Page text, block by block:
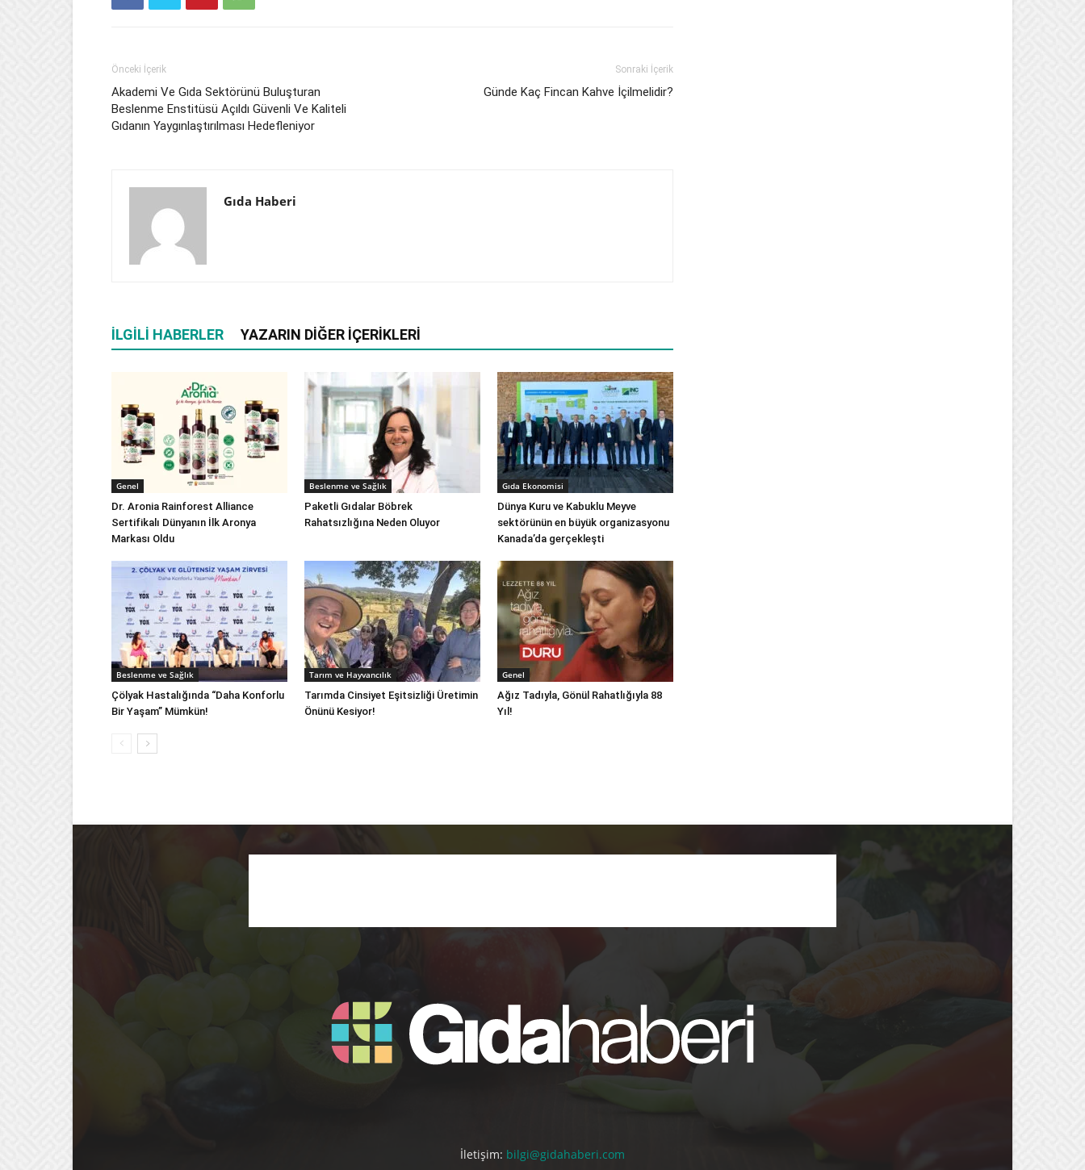
Önceki İçerik
Akademi Ve Gıda Sektörünü Buluşturan
Beslenme Enstitüsü Açıldı Güvenli Ve Kaliteli
Gıdanın Yaygınlaştırılması Hedefleniyor
Sonraki İçerik
Günde Kaç Fincan Kahve İçilmelidir?
Gıda Haberi
İLGILI HABERLER YAZARIN DIĞER İÇERIKLERI
Genel
Dr. Aronia Rainforest Alliance
Sertifikalı Dünyanın İlk Aronya
Markası Oldu
Beslenme ve Sağlık
Paketli Gıdalar Böbrek
Rahatsızlığına Neden Oluyor
Gıda Ekonomisi
Dünya Kuru ve Kabuklu Meyve
sektörünün en büyük organizasyonu
Kanada’da gerçekleşti
Beslenme ve Sağlık
Çölyak Hastalığında “Daha Konforlu
Bir Yaşam” Mümkün!
Tarım ve Hayvancılık
Tarımda Cinsiyet Eşitsizliği Üretimin
Önünü Kesiyor!
Genel
Ağız Tadıyla, Gönül Rahatlığıyla 88
Yıl!
İletişim: bilgi@gidahaberi.com